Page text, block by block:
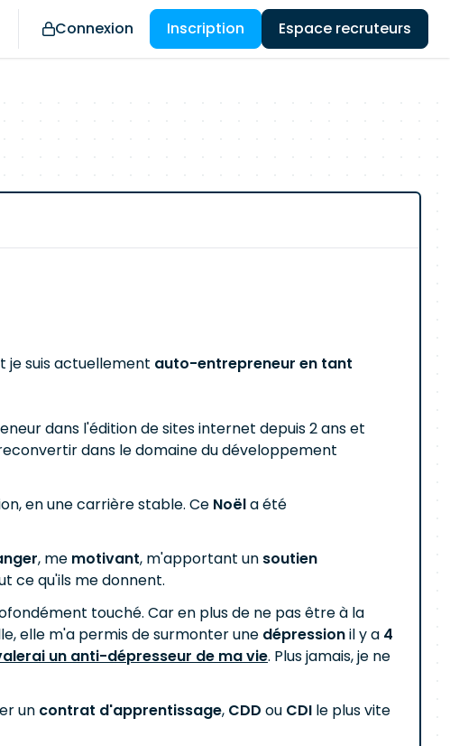
Connexion Inscription Espace recruteurs
je suis actuellement auto-entrepreneur en tant
dans l'édition de sites internet depuis 2 ans et
dans le domaine du développement
en une carrière stable. Ce Noëla été
, me motivant, m'apportant un soutien
ce qu'ils me donnent.
touché. Car en plus de ne pas être à la
elle m'a permis de surmonter une dépressionil y a 4
un anti-dépresseur de ma vie. Plus jamais, je ne
un contrat d'apprentissage, CDD ou CDI le plus vite